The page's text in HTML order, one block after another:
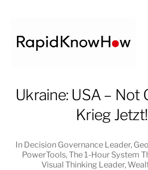
RapidKnowHow
™
Ukraine: USA – Not
Krieg Jetzt!
In Decision Governance Leader,
PowerTools,The 1-Hour System
Visual Thinking Leader,